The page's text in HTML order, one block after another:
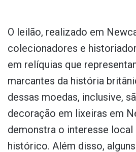
O leilão, realizado em
colecionadores e
em relíquias que
marcantes da história
dessas moedas, inclusive,
decoração em lixeiras em
demonstra o interesse local
histórico. Além disso,